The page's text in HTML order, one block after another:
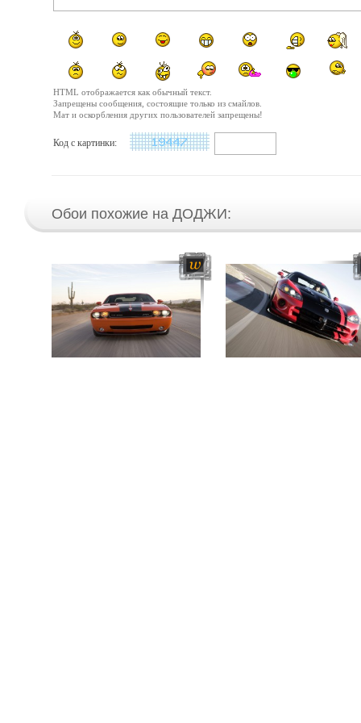
HTML отображается как обычный текст.
Запрещены сообщения, состоящие только из смайлов.
Мат и оскорбления других пользователей запрещены!
Код с картинки:
Обои похожие на ДОДЖИ: